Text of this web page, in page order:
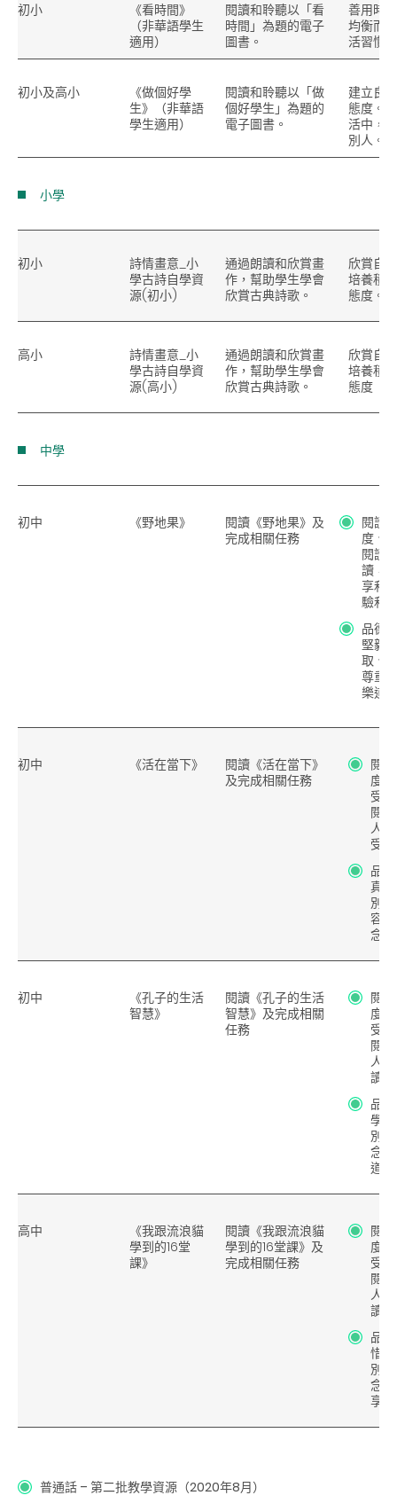
初小
《看時間》
（非華語學生
適用）
閱讀和聆聽以「看
時間」為題的電子
圖書。
善用時
均衡而
活習慣。
初小及高小
《做個好學
生》（非華語
學生適用）
閱讀和聆聽以「做
個好學生」為題的
電子圖書。
建立良
態度。
活中，
別人。
小學
初小
詩情畫意_小
學古詩自學資
源(初小)
通過朗讀和欣賞畫
作，幫助學生學會
欣賞古典詩歌。
欣賞自
培養積
態度。
高小
詩情畫意_小
學古詩自學資
源(高小)
通過朗讀和欣賞畫
作，幫助學生學會
欣賞古典詩歌。
欣賞自
培養積
態度
中學
初中 《野地果》
閱讀《野地果》及
完成相關任務
閱讀
度、
閱讀
讀，
享和
驗和
品德
堅毅
取、
尊重
樂道
初中 《活在當下》
閱讀《活在當下》
及完成相關任務
閱
度
受
閱
人
受
品
真
別
容
念
初中
《孔子的生活
智慧》
閱讀《孔子的生活
智慧》及完成相關
任務
閱
度
受
閱
人
讀
品
學
別
念
道
高中
《我跟流浪貓
學到的16堂
課》
閱讀《我跟流浪貓
學到的16堂課》及
完成相關任務
閱
度
受
閱
人
讀
品
惜
別
念
享
普通話 – 第二批教學資源（2020年8月）